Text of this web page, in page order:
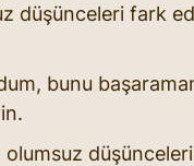
düşünceleri fark
bunu
olumsuz